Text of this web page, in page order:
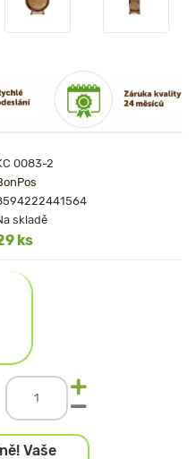
0083-2
skladě
ks
Vaše